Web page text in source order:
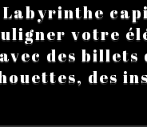
votre
des
des